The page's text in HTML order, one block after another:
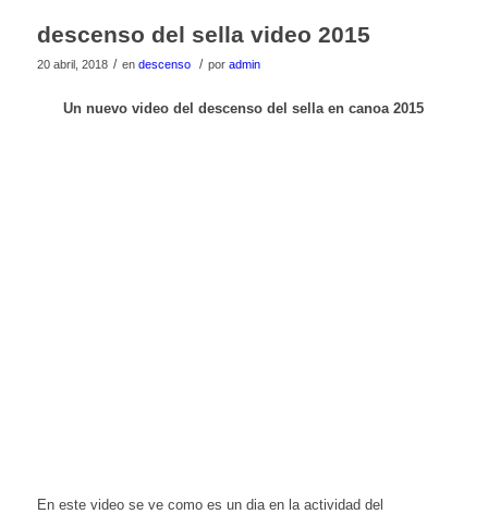
descenso del sella video 2015
20 abril, 2018 / en descenso / por admin
Un nuevo video del descenso del sella en canoa 2015
En este video se ve como es un dia en la actividad del